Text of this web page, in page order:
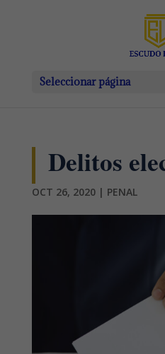
Seleccionar página
Delitos
OCT 26, 2020| PENAL